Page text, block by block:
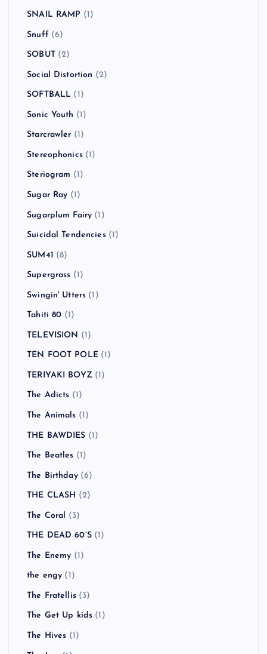
SNAIL RAMP (1)
Snuff (6)
SOBUT(2)
Social Distortion (2)
SOFTBALL (1)
Sonic Youth (1)
Starcrawler (1)
Stereophonics(1)
Steriogram (1)
Sugar Ray (1)
Sugarplum Fairy (1)
Suicidal Tendencies(1)
SUM41 (8)
Supergrass (1)
Swingin' Utters (1)
Tahiti 80 (1)
TELEVISION (1)
TEN FOOT POLE(1)
TERIYAKI BOYZ(1)
The Adicts (1)
The Animals (1)
THE BAWDIES (1)
The Beatles (1)
The Birthday(6)
THE CLASH (2)
The Coral (3)
THE DEAD 60’S(1)
The Enemy (1)
the engy (1)
The Fratellis(3)
The Get Up kids (1)
The Hives (1)